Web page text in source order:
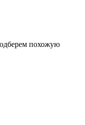
похожую